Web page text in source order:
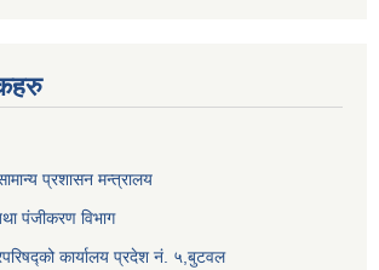
प्रशासन मन्त्रालय
पंजीकरण विभाग
कार्यालय प्रदेश नं. ५,बुटवल